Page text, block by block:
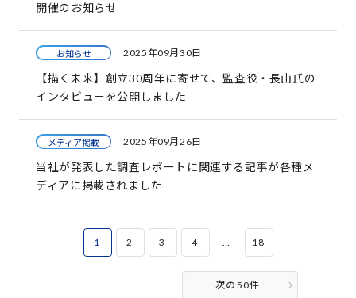
開催のお知らせ
お知らせ 2025年09月30日
【描く未来】創立30周年に寄せて、監査役・長山氏の
インタビューを公開しました
メディア掲載 2025年09月26日
当社が発表した調査レポートに関連する記事が各種メ
ディアに掲載されました
1 2 3 4 … 18
次の50件